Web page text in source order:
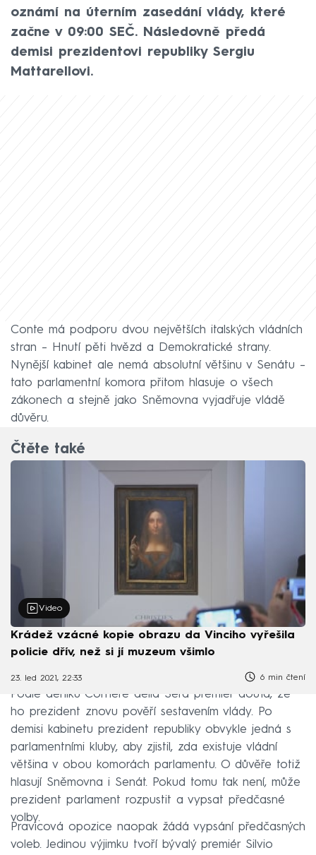
oznámí na úterním zasedání vlády, které
začne v 09:00 SEČ. Následovně předá
demisi prezidentovi republiky Sergiu
Mattarellovi.
Conte má podporu dvou největších italských vládních
stran – Hnutí pěti hvězd a Demokratické strany.
Nynější kabinet ale nemá absolutní většinu v Senátu –
tato parlamentní komora přitom hlasuje o všech
zákonech a stejně jako Sněmovna vyjadřuje vládě
důvěru.
Čtěte také
Video
Krádež vzácné kopie obrazu da Vinciho vyřešila
policie dřív, než si jí muzeum všimlo
23. led 2021, 22:33 6 min čtení
Podle deníku Corriere della Sera premiér doufá, že
ho prezident znovu pověří sestavením vlády. Po
demisi kabinetu prezident republiky obvykle jedná s
parlamentními kluby, aby zjistil, zda existuje vládní
většina v obou komorách parlamentu. O důvěře totiž
hlasují Sněmovna i Senát. Pokud tomu tak není, může
prezident parlament rozpustit a vypsat předčasné
volby.
Pravicová opozice naopak žádá vypsání předčasných
voleb. Jedinou výjimku tvoří bývalý premiér Silvio